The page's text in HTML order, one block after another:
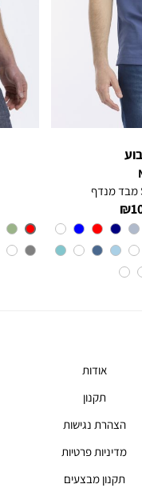
אודות
תקנון
הצהרת נגישות
מדיניות פרטיות
תקנון מבצעים